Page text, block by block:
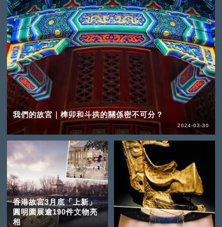
我們的故宮｜榫卯和斗拱的關係密不可分？
2024-03-30
香港故宮3月底「上新」
圓明園展逾190件文物亮
相